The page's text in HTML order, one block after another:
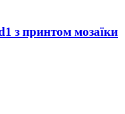
з принтом мозаїки